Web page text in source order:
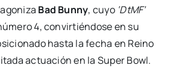
Bad Bunny, cuyo ‘DtMF’
4, convirtiéndose en su
hasta la fecha en Reino
actuación en la Super Bowl.